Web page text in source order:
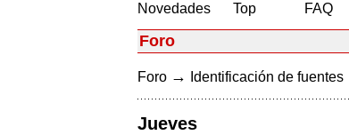
Novedades
Top
FAQ
Foro
Foro → Identificación de fuentes
Jueves